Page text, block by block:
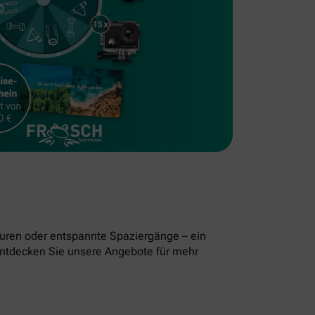
oder entspannte Spaziergänge – ein
Sie unsere Angebote für mehr